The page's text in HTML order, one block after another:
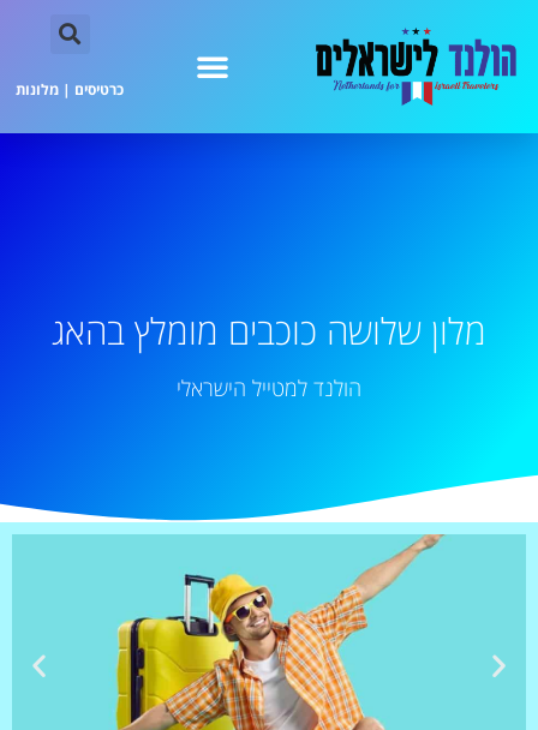
כרטיסים | מלונות
מלון שלושה כוכבים מומלץ בהאג
הולנד למטייל הישראלי